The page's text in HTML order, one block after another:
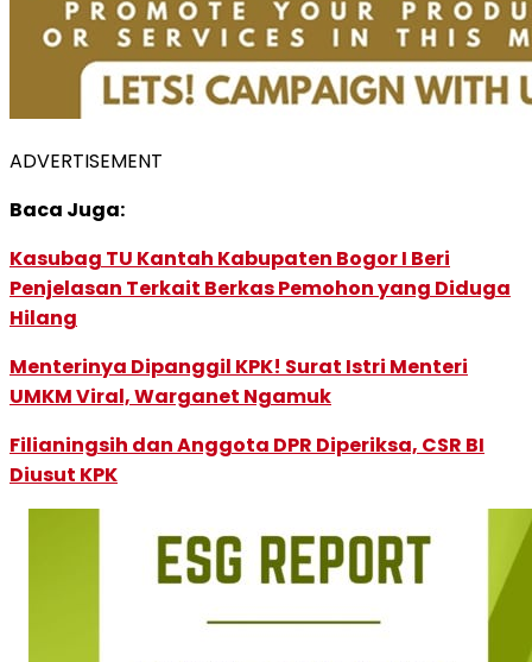
ADVERTISEMENT
Baca Juga:
Kasubag TU Kantah Kabupaten Bogor I Beri
Penjelasan Terkait Berkas Pemohon yang Diduga
Hilang
Menterinya Dipanggil KPK! Surat Istri Menteri
UMKM Viral, Warganet Ngamuk
Filianingsih dan Anggota DPR Diperiksa, CSR BI
Diusut KPK